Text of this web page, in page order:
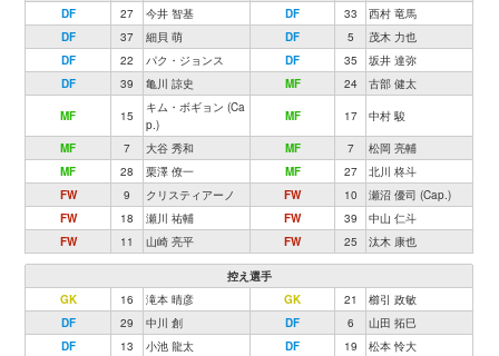
DF
27 今井 智基 DF 33
西村 竜馬
DF
37 細貝 萌 DF 5
茂木 力也
DF
22 パク・ジョンス DF 35
坂井 達弥
DF
39 亀川 諒史 MF 24 古部 健太
MF 15
キム・ボギョン (Ca
p.)
MF 17 中村 駿
MF 7 大谷 秀和 MF 7
松岡 亮輔
MF
28 栗澤 僚一 MF 27
北川 柊斗
FW
9 クリスティアーノ FW 10
瀬沼 優司 (Cap.)
FW
18 瀬川 祐輔 FW 39
中山 仁斗
FW
11 山崎 亮平 FW 25 汰木 康也
控え選手
GK
16 滝本 晴彦 GK 21
櫛引 政敏
DF
29 中川 創 DF 6
山田 拓巳
DF
13 小池 龍太 DF 19
松本 怜大